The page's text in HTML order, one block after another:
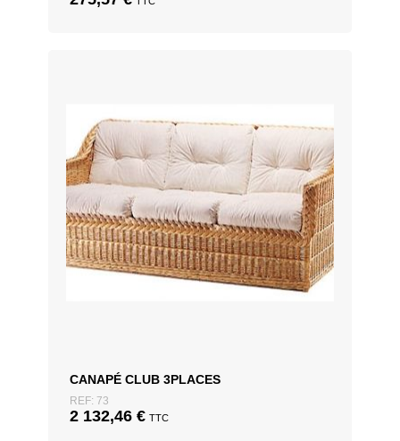
CANAPÉ CLUB 3PLACES
REF: 73
2 132,46 € TTC